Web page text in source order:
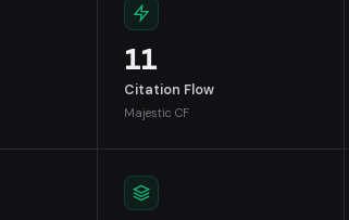
11
Citation Flow
Majestic CF